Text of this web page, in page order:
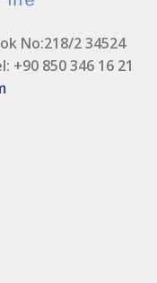
No:218/2 34524
+90 850 346 16 21